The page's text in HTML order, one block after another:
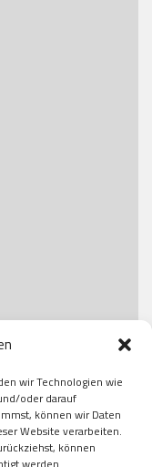
wir Technologien wie
oder darauf
können wir Daten
Website verarbeiten.
können